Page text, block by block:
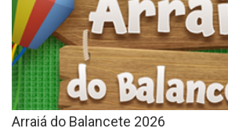
Arraiá do Balancete 2026